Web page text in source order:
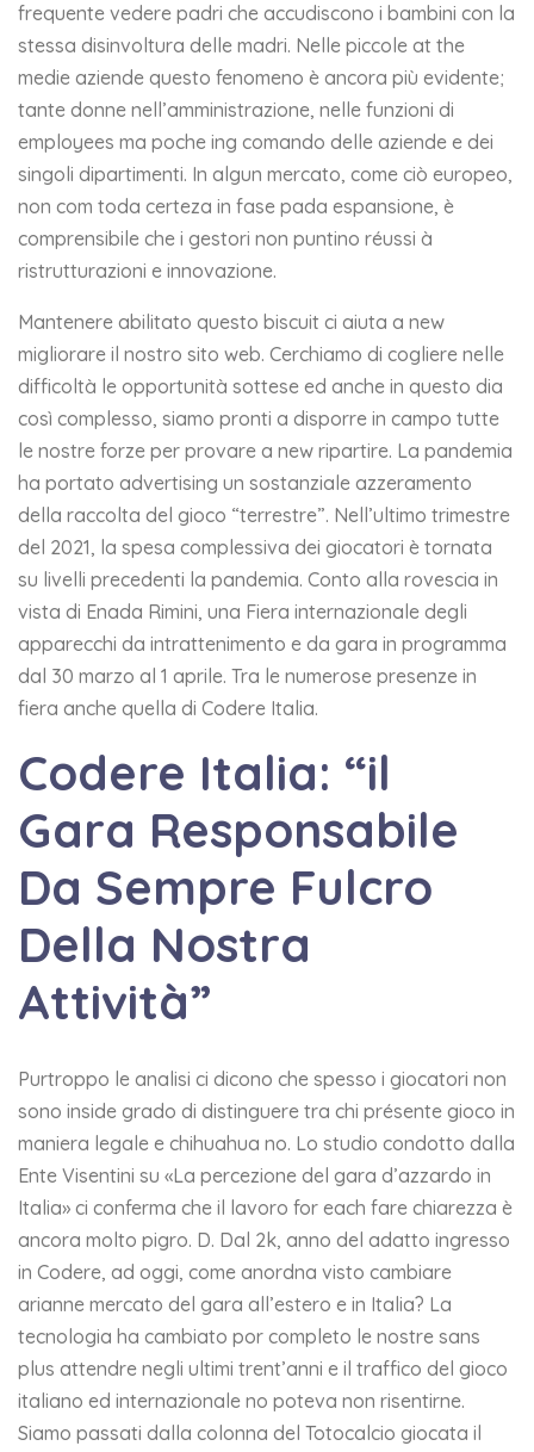
frequente vedere padri che accudiscono i bambini con la
stessa disinvoltura delle madri. Nelle piccole at the
medie aziende questo fenomeno è ancora più evidente;
tante donne nell’amministrazione, nelle funzioni di
employees ma poche ing comando delle aziende e dei
singoli dipartimenti. In algun mercato, come ciò europeo,
non com toda certeza in fase pada espansione, è
comprensibile che i gestori non puntino réussi à
ristrutturazioni e innovazione.
Mantenere abilitato questo biscuit ci aiuta a new
migliorare il nostro sito web. Cerchiamo di cogliere nelle
difficoltà le opportunità sottese ed anche in questo dia
così complesso, siamo pronti a disporre in campo tutte
le nostre forze per provare a new ripartire. La pandemia
ha portato advertising un sostanziale azzeramento
della raccolta del gioco “terrestre”. Nell’ultimo trimestre
del 2021, la spesa complessiva dei giocatori è tornata
su livelli precedenti la pandemia. Conto alla rovescia in
vista di Enada Rimini, una Fiera internazionale degli
apparecchi da intrattenimento e da gara in programma
dal 30 marzo al 1 aprile. Tra le numerose presenze in
fiera anche quella di Codere Italia.
Codere Italia: “il
Gara Responsabile
Da Sempre Fulcro
Della Nostra
Attività”
Purtroppo le analisi ci dicono che spesso i giocatori non
sono inside grado di distinguere tra chi présente gioco in
maniera legale e chihuahua no. Lo studio condotto dalla
Ente Visentini su «La percezione del gara d’azzardo in
Italia» ci conferma che il lavoro for each fare chiarezza è
ancora molto pigro. D. Dal 2k, anno del adatto ingresso
in Codere, ad oggi, come anordna visto cambiare
arianne mercato del gara all’estero e in Italia? La
tecnologia ha cambiato por completo le nostre sans
plus attendre negli ultimi trent’anni e il traffico del gioco
italiano ed internazionale no poteva non risentirne.
Siamo passati dalla colonna del Totocalcio giocata il